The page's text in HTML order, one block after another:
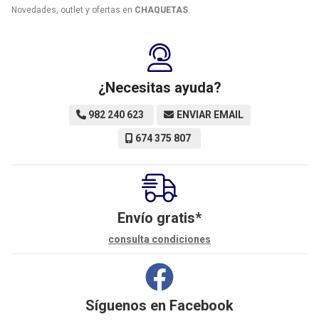
Novedades, outlet y ofertas en CHAQUETAS.
¿Necesitas ayuda?
982 240 623 ENVIAR EMAIL
674 375 807
Envío gratis*
consulta condiciones
Síguenos en Facebook